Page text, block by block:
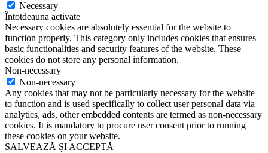
Necessary
Întotdeauna activate
Necessary cookies are absolutely essential for the website to
function properly. This category only includes cookies that ensures
basic functionalities and security features of the website. These
cookies do not store any personal information.
Non-necessary
Non-necessary
Any cookies that may not be particularly necessary for the website
to function and is used specifically to collect user personal data via
analytics, ads, other embedded contents are termed as non-necessary
cookies. It is mandatory to procure user consent prior to running
these cookies on your website.
SALVEAZĂ ȘI ACCEPTĂ